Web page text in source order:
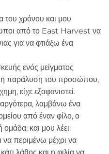
του χρόνου και μου
από το East Harvest να
για να φτιάξω ένα
ενός μείγματος
η παράλυση του προσώπου,
είχε εξαφανιστεί.
λαμβάνω ένα
από έναν φίλο, ο
ομάδα, και μου λέει:
να περιμένω μέχρι να